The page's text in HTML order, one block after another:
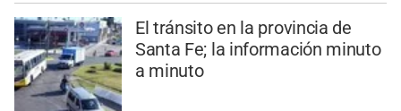
El tránsito en la provincia de
Santa Fe; la información minuto
a minuto